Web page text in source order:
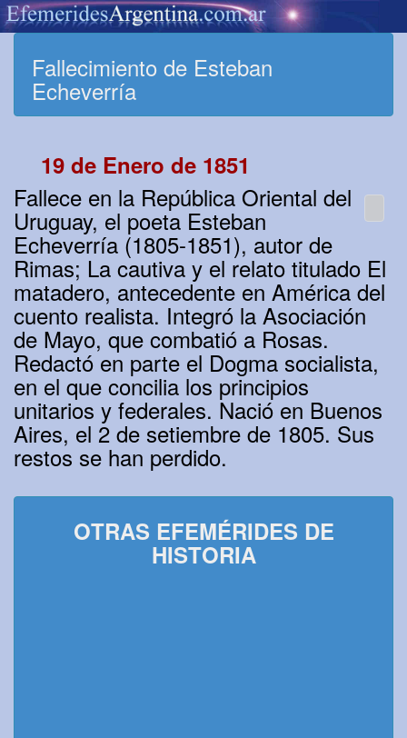
Fallecimiento de Esteban
Echeverría
19 de Enero de 1851
Fallece en la República Oriental del
Uruguay, el poeta Esteban
Echeverría (1805-1851), autor de
Rimas; La cautiva y el relato titulado El
matadero, antecedente en América del
cuento realista. Integró la Asociación
de Mayo, que combatió a Rosas.
Redactó en parte el Dogma socialista,
en el que concilia los principios
unitarios y federales. Nació en Buenos
Aires, el 2 de setiembre de 1805. Sus
restos se han perdido.
OTRAS EFEMÉRIDES DE
HISTORIA